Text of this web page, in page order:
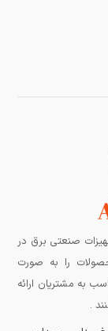
صنعتی برق در
را به صورت
به مشتریان ارائه
.